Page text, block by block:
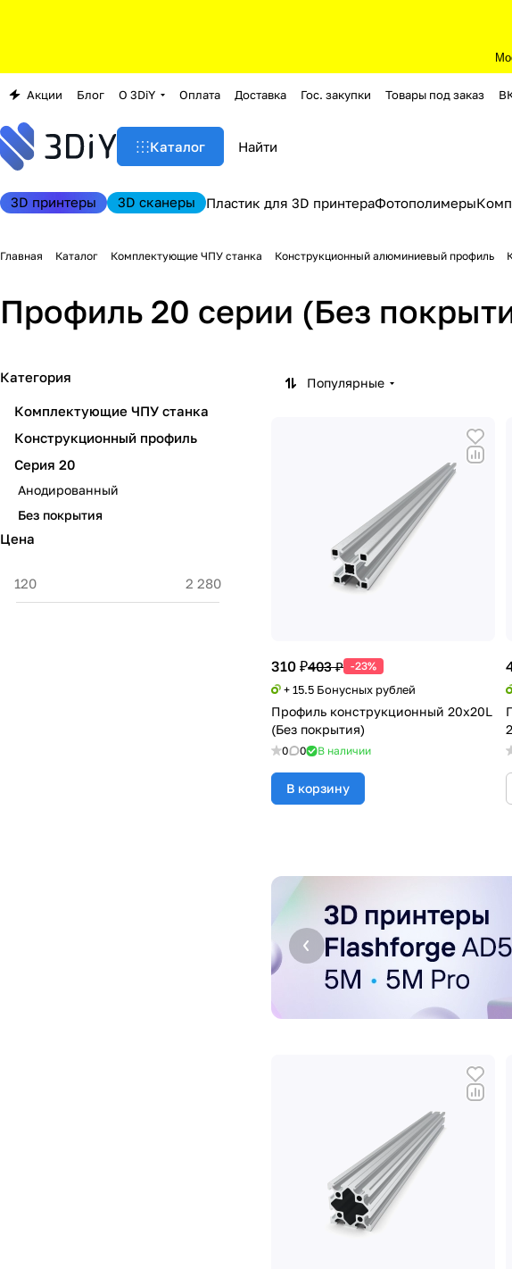
Акции Блог О 3DiY Оплата Доставка Гос. закупки Товары под заказ
Каталог
3D принтеры 3D сканеры Пластик для 3D принтераФотополимеры
Главная Каталог Комплектующие ЧПУ станка Конструкционный алюминиевый профиль
Профиль 20 серии (Без
Популярные
310 ₽403 ₽ -23%
+ 15.5 Бонусных рублей
Профиль конструкционный 20х20L
(Без покрытия)
0 0 В наличии
В корзину
Категория
Комплектующие ЧПУ станка
Конструкционный профиль
Серия 20
Анодированный
Без покрытия
Цена